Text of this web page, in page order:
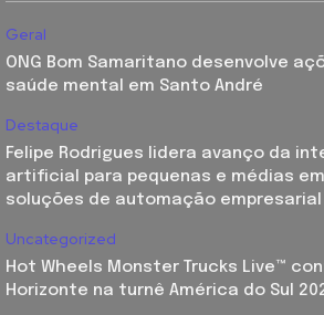
Geral
ONG Bom Samaritano desenvolve
saúde mental em Santo André
Destaque
Felipe Rodrigues lidera avanço da
artificial para pequenas e médias
soluções de automação empresarial
Uncategorized
Hot Wheels Monster Trucks Live™
Horizonte na turnê América do Sul